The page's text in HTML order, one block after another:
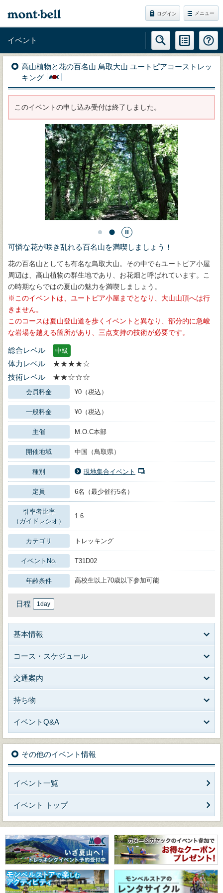
ログイン メニュー
イベント
高山植物と花の百名山 鳥取大山 ユートピアコーストレッ
キング
このイベントの申し込み受付は終了しました。
可憐な花が咲き乱れる百名山を満喫しましょう！
花の百名山としても有名な鳥取大山。その中でもユートピア小屋
周辺は、高山植物の群生地であり、お花畑と呼ばれています。こ
の時期ならではの夏山の魅力を満喫しましょう。
このイベントは、ユートピア小屋までとなり、大山山頂へは行
きません。
このコースは夏山登山道を歩くイベントと異なり、部分的に急峻
な岩場を越える箇所があり、三点支持の技術が必要です。
総合レベル 中級
体力レベル
★★★★☆
技術レベル
★★☆☆☆
会員料金 ¥0（税込）
一般料金 ¥0（税込）
主催 M.O.C本部
開催地域 中国（鳥取県）
種別 現地集合イベント
定員 6名（最少催行5名）
引率者比率
（ガイドレシオ）
1:6
カテゴリ トレッキング
イベントNo. T31D02
年齢条件 高校生以上70歳以下参加可能
日程 1day
基本情報
コース・スケジュール
交通案内
持ち物
イベントQ&A
その他のイベント情報
イベント一覧
イベント トップ